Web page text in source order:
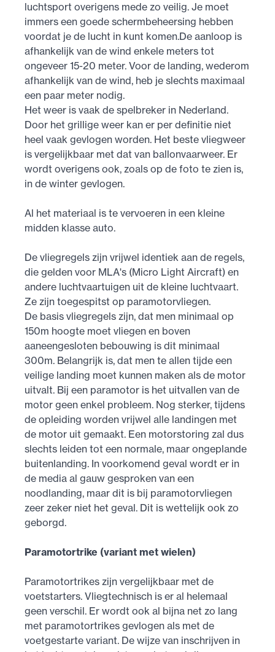
luchtsport overigens mede zo veilig. Je moet
immers een goede schermbeheersing hebben
voordat je de lucht in kunt komen.De aanloop is
afhankelijk van de wind enkele meters tot
ongeveer 15-20 meter. Voor de landing, wederom
afhankelijk van de wind, heb je slechts maximaal
een paar meter nodig.
Het weer is vaak de spelbreker in Nederland.
Door het grillige weer kan er per definitie niet
heel vaak gevlogen worden. Het beste vliegweer
is vergelijkbaar met dat van ballonvaarweer. Er
wordt overigens ook, zoals op de foto te zien is,
in de winter gevlogen.
Al het materiaal is te vervoeren in een kleine
midden klasse auto.
De vliegregels zijn vrijwel identiek aan de regels,
die gelden voor MLA's (Micro Light Aircraft) en
andere luchtvaartuigen uit de kleine luchtvaart.
Ze zijn toegespitst op paramotorvliegen.
De basis vliegregels zijn, dat men minimaal op
150m hoogte moet vliegen en boven
aaneengesloten bebouwing is dit minimaal
300m. Belangrijk is, dat men te allen tijde een
veilige landing moet kunnen maken als de motor
uitvalt. Bij een paramotor is het uitvallen van de
motor geen enkel probleem. Nog sterker, tijdens
de opleiding worden vrijwel alle landingen met
de motor uit gemaakt. Een motorstoring zal dus
slechts leiden tot een normale, maar ongeplande
buitenlanding. In voorkomend geval wordt er in
de media al gauw gesproken van een
noodlanding, maar dit is bij paramotorvliegen
zeer zeker niet het geval. Dit is wettelijk ook zo
geborgd.
Paramotortrike (variant met wielen)
Paramotortrikes zijn vergelijkbaar met de
voetstarters. Vliegtechnisch is er al helemaal
geen verschil. Er wordt ook al bijna net zo lang
met paramotortrikes gevlogen als met de
voetgestarte variant. De wijze van inschrijven in